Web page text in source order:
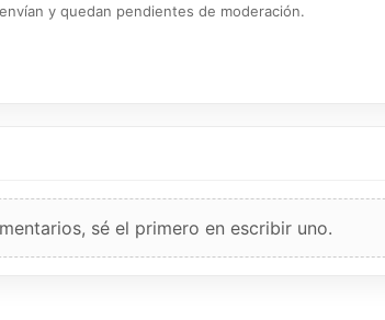
y quedan pendientes de moderación.
sé el primero en escribir uno.